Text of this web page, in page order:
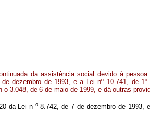
da assistência social devido à
dezembro de 1993, e a Lei nº 10.741, de 1º
3.048, de 6 de maio de 1999, e dá outras
da Lei no8.742, de 7 de dezembro de 1993,